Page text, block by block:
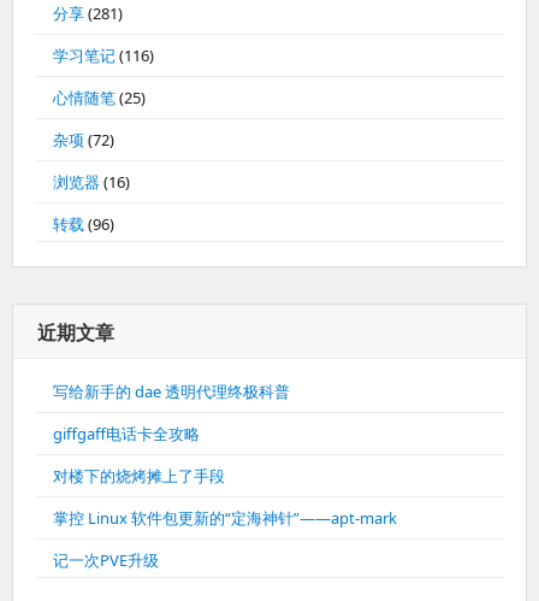
分享(281)
学习笔记(116)
心情随笔(25)
杂项 (72)
浏览器(16)
转载(96)
近期文章
写给新手的 dae 透明代理终极科普
giffgaff电话卡全攻略
对楼下的烧烤摊上了手段
掌控 Linux 软件包更新的“定海神针”——apt-mark
记一次PVE升级